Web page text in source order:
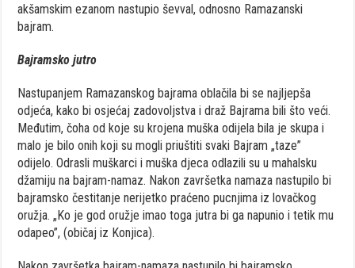
akšamskim ezanom nastupio ševval, odnosno Ramazanski
bajram.
Bajramsko jutro
Nastupanjem Ramazanskog bajrama oblačila bi se najljepša
odjeća, kako bi osjećaj zadovoljstva i draž Bajrama bili što veći.
Međutim, čoha od koje su krojena muška odijela bila je skupa i
malo je bilo onih koji su mogli priuštiti svaki Bajram „taze”
odijelo. Odrasli muškarci i muška djeca odlazili su u mahalsku
džamiju na bajram-namaz. Nakon završetka namaza nastupilo bi
bajramsko čestitanje nerijetko praćeno pucnjima iz lovačkog
oružja. „Ko je god oružje imao toga jutra bi ga napunio i tetik mu
odapeo”, (običaj iz Konjica).